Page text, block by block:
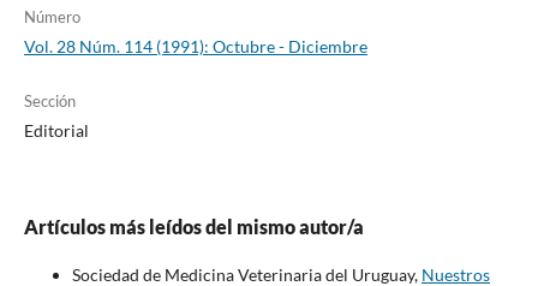
Número
Vol. 28 Núm. 114 (1991): Octubre - Diciembre
Sección
Editorial
Artículos más leídos del mismo autor/a
Sociedad de Medicina Veterinaria del Uruguay, Nuestros